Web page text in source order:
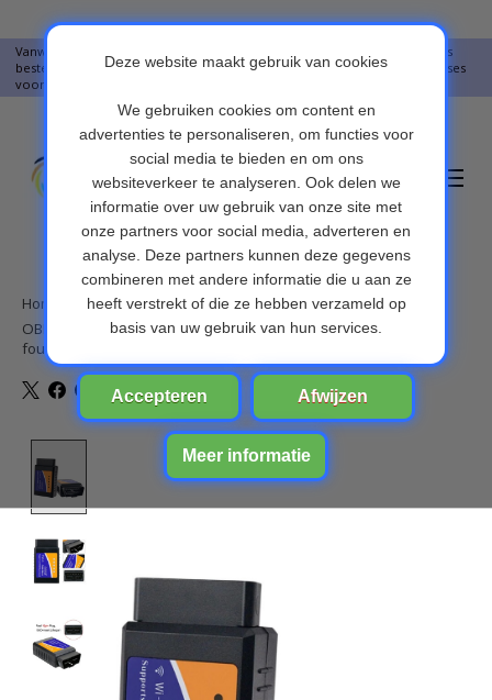
Vanwege vakantie worden er op moment geen pakketjes verstuurd. Alles
bestellingen vanaf 09-07-2026 word op 10-08-2026 verzonden. Onze excuses
voor het ongemak. Bedankt voor u begrip.
Verlanglijst
Home
OBD2 WIFI adapter, ELM 327, Auto diagnose scan tool voor
foutcode's, Android & IOS APPLE IPHONE
Product image slideshow Items